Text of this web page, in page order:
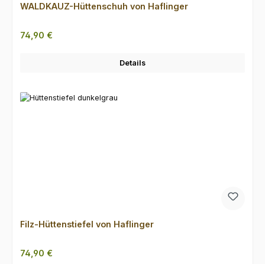
WALDKAUZ-Hüttenschuh von Haflinger
Regulärer Preis:
74,90 €
Details
Filz-Hüttenstiefel von Haflinger
Regulärer Preis:
74,90 €